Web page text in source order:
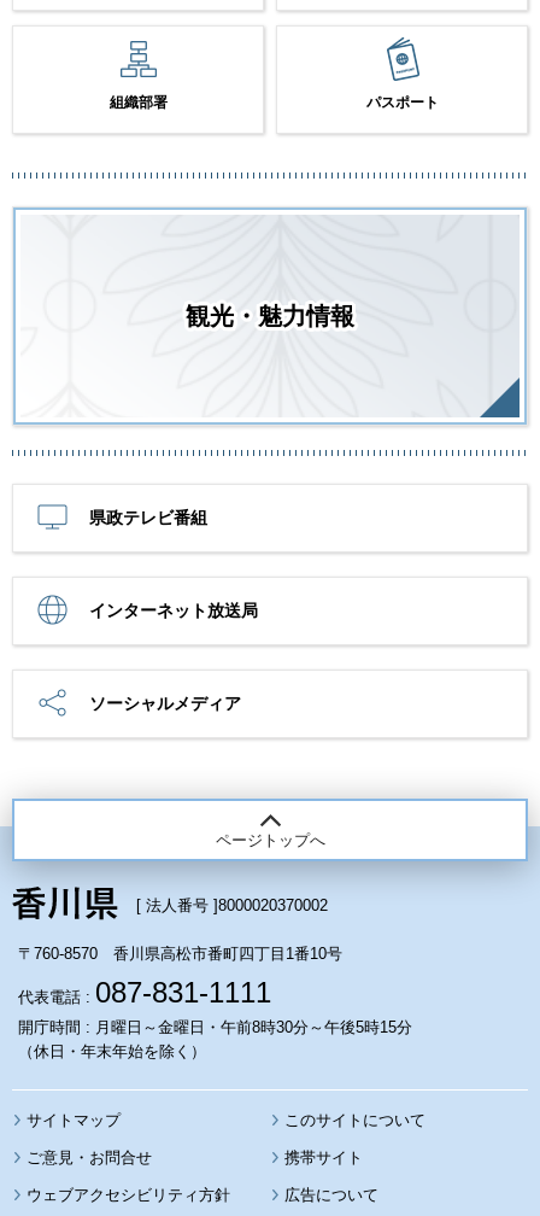
組織部署 パスポート
観光・魅力情報
県政テレビ番組
インターネット放送局
ソーシャルメディア
ページトップへ
[ 法人番号 ]8000020370002
〒760-8570 香川県高松市番町四丁目1番10号
代表電話 : 087-831-1111
開庁時間 : 月曜日～金曜日・午前8時30分～午後5時15分
（休日・年末年始を除く）
サイトマップ このサイトについて
携帯サイト
ウェブアクセシビリティ方針 広告について